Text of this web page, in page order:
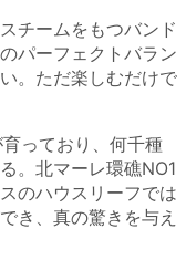
チームをもつバンド
パーフェクトバラン
。ただ楽しむだけで
っており、何千種
。北マーレ環礁NO1
のハウスリーフでは
き、真の驚きを与え